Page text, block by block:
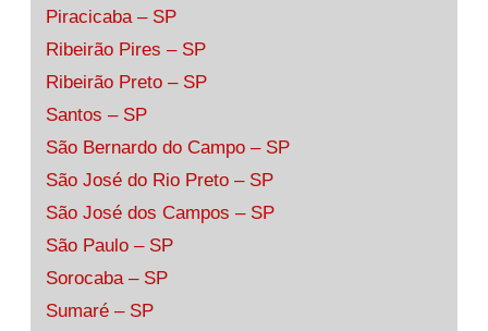
Piracicaba – SP
Ribeirão Pires – SP
Ribeirão Preto – SP
Santos – SP
São Bernardo do Campo – SP
São José do Rio Preto – SP
São José dos Campos – SP
São Paulo – SP
Sorocaba – SP
Sumaré – SP